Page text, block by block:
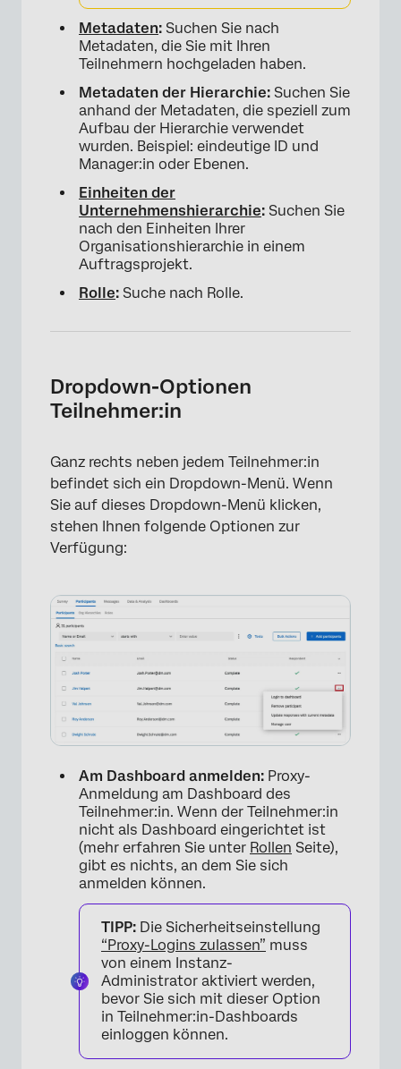
Metadaten: Suchen Sie nach
Metadaten, die Sie mit Ihren
Teilnehmern hochgeladen haben.
Metadaten der Hierarchie: Suchen Sie
anhand der Metadaten, die speziell zum
Aufbau der Hierarchie verwendet
wurden. Beispiel: eindeutige ID und
Manager:in oder Ebenen.
Einheiten der
Unternehmenshierarchie: Suchen Sie
nach den Einheiten Ihrer
Organisationshierarchie in einem
Auftragsprojekt.
Rolle: Suche nach Rolle.
Dropdown-Optionen
Teilnehmer:in
Ganz rechts neben jedem Teilnehmer:in
befindet sich ein Dropdown-Menü. Wenn
Sie auf dieses Dropdown-Menü klicken,
stehen Ihnen folgende Optionen zur
Verfügung:
Am Dashboard anmelden: Proxy-
Anmeldung am Dashboard des
Teilnehmer:in. Wenn der Teilnehmer:in
nicht als Dashboard eingerichtet ist
(mehr erfahren Sie unter Rollen Seite),
gibt es nichts, an dem Sie sich
anmelden können.
TIPP: Die Sicherheitseinstellung
“Proxy-Logins zulassen” muss
von einem Instanz-
Administrator aktiviert werden,
bevor Sie sich mit dieser Option
in Teilnehmer:in-Dashboards
einloggen können.